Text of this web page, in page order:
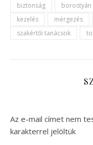
biztonság borostyán
kezelés
mérgezés
szakértői tanácsok
Az e-mail címet nem
karakterrel jelöltük